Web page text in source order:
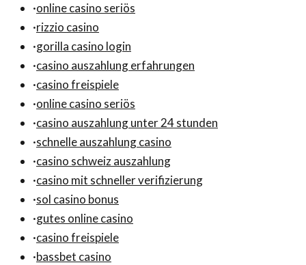
·online casino seriös
·rizzio casino
·gorilla casino login
·casino auszahlung erfahrungen
·casino freispiele
·online casino seriös
·casino auszahlung unter 24 stunden
·schnelle auszahlung casino
·casino schweiz auszahlung
·casino mit schneller verifizierung
·sol casino bonus
·gutes online casino
·casino freispiele
·bassbet casino